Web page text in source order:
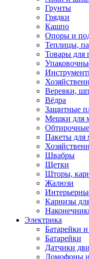
Грунты
Грядки
Кашпо
Опоры и
Теплицы,
Товары для
Веревки,
Вёдра
Защитные
Мешки для
Пакеты для
Швабры
Щетки
Шторы,
Жалюзи
Карнизы
Электрика
Батарейки
Батарейки
Датчики
Домофоны